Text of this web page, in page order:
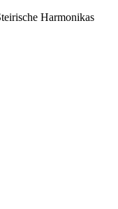
Harmonikas